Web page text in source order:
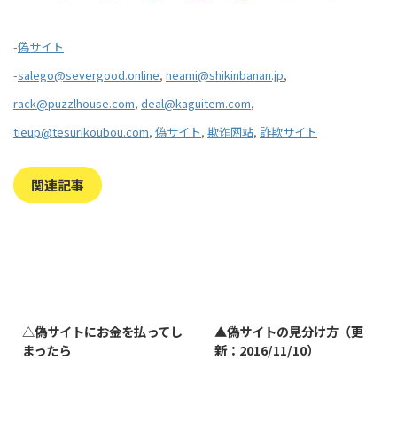
-偽サイト
-salego@severgood.online, neami@shikinbanan.jp,
rack@puzzlhouse.com, deal@kaguitem.com,
tieup@tesurikoubou.com, 偽サイト, 欺诈网站, 詐欺サイト
関連記事
△偽サイトにお金を払ってし
まったら
▲偽サイトの見分け方（更
新：2016/11/10）